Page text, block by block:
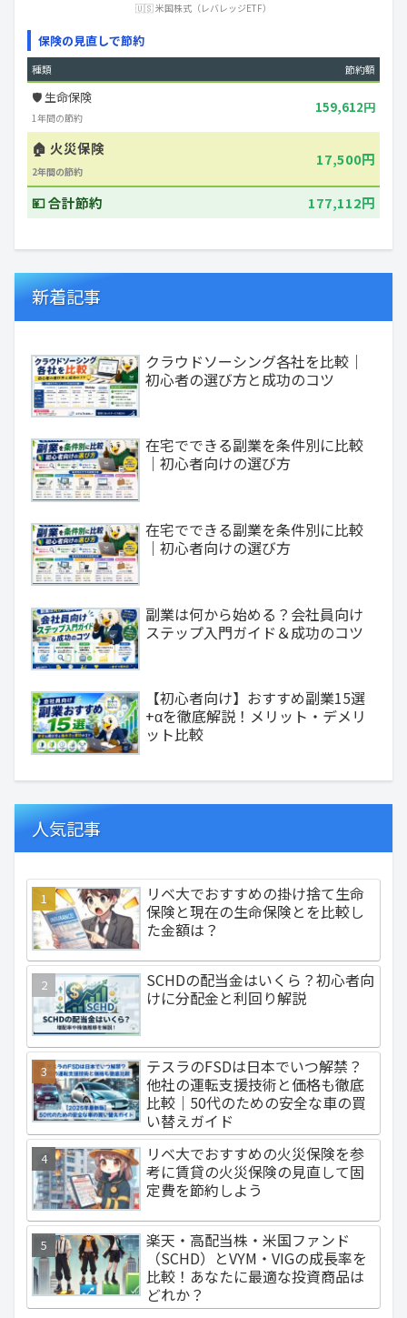
🇺🇸 米国株式（レバレッジETF）
保険の見直しで節約
種類 節約額
🛡️ 生命保険
1年間の節約
159,612円
🏠 火災保険
2年間の節約
17,500円
💴 合計節約 177,112円
新着記事
クラウドソーシング各社を比較｜
初心者の選び方と成功のコツ
在宅でできる副業を条件別に比較
｜初心者向けの選び方
在宅でできる副業を条件別に比較
｜初心者向けの選び方
副業は何から始める？会社員向け
ステップ入門ガイド＆成功のコツ
【初心者向け】おすすめ副業15選
+αを徹底解説！メリット・デメリ
ット比較
人気記事
リベ大でおすすめの掛け捨て生命
保険と現在の生命保険とを比較し
た金額は？
SCHDの配当金はいくら？初心者向
けに分配金と利回り解説
テスラのFSDは日本でいつ解禁？
他社の運転支援技術と価格も徹底
比較｜50代のための安全な車の買
い替えガイド
リベ大でおすすめの火災保険を参
考に賃貸の火災保険の見直して固
定費を節約しよう
楽天・高配当株・米国ファンド
（SCHD）とVYM・VIGの成長率を
比較！あなたに最適な投資商品は
どれか？